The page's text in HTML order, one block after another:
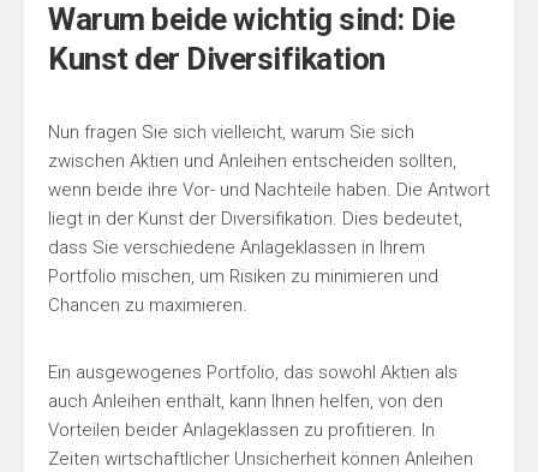
Warum beide wichtig sind: Die
Kunst der Diversifikation
Nun fragen Sie sich vielleicht, warum Sie sich
zwischen Aktien und Anleihen entscheiden sollten,
wenn beide ihre Vor- und Nachteile haben. Die Antwort
liegt in der Kunst der Diversifikation. Dies bedeutet,
dass Sie verschiedene Anlageklassen in Ihrem
Portfolio mischen, um Risiken zu minimieren und
Chancen zu maximieren.
Ein ausgewogenes Portfolio, das sowohl Aktien als
auch Anleihen enthält, kann Ihnen helfen, von den
Vorteilen beider Anlageklassen zu profitieren. In
Zeiten wirtschaftlicher Unsicherheit können Anleihen